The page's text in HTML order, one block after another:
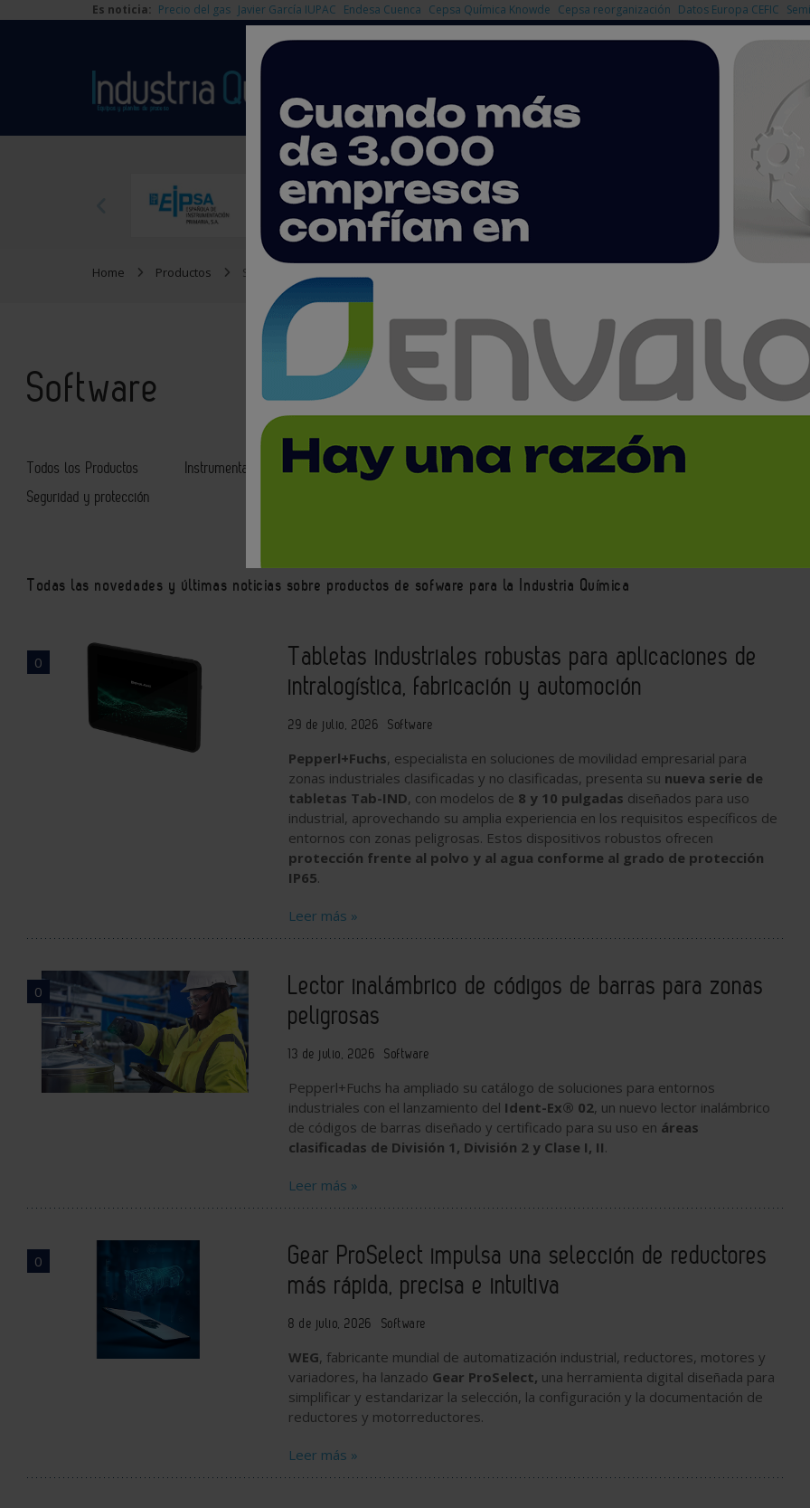
Es noticia: Precio del gas Javier García IUPAC Endesa Cuenca Cepsa Química Knowde Cepsa reorganización Datos Europa CEFIC
Home Productos Software
Software
Todos los Productos Instrumentación Software Equipos de proceso
Equipamiento medioambiental
Seguridad y protección
Todas las novedades y últimas noticias sobre productos de sofware para la Industria Química
0
Tabletas industriales robustas para aplicaciones de
intralogística, fabricación y automoción
29 de julio, 2026 Software
Pepperl+Fuchs, especialista en soluciones de movilidad empresarial para
zonas industriales clasificadas y no clasificadas, presenta su nueva serie de
tabletas Tab-IND, con modelos de 8 y 10 pulgadas diseñados para uso
industrial, aprovechando su amplia experiencia en los requisitos específicos de
entornos con zonas peligrosas. Estos dispositivos robustos ofrecen
protección frente al polvo y al agua conforme al grado de protección
IP65.
Leer más »
0
Lector inalámbrico de códigos de barras para zonas
peligrosas
13 de julio, 2026 Software
Pepperl+Fuchs ha ampliado su catálogo de soluciones para entornos
industriales con el lanzamiento del Ident-Ex® 02, un nuevo lector inalámbrico
de códigos de barras diseñado y certificado para su uso en áreas
clasificadas de División 1, División 2 y Clase I, II.
Leer más »
0
Gear ProSelect impulsa una selección de reductores
más rápida, precisa e intuitiva
8 de julio, 2026 Software
WEG, fabricante mundial de automatización industrial, reductores, motores y
variadores, ha lanzado Gear ProSelect, una herramienta digital diseñada para
simplificar y estandarizar la selección, la configuración y la documentación de
reductores y motorreductores.
Leer más »